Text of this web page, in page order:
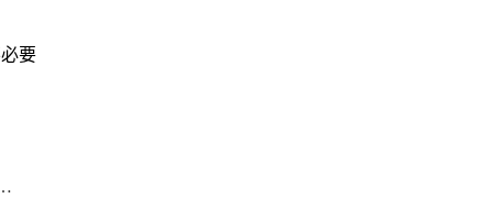
要
浏览器视频播放质量设置